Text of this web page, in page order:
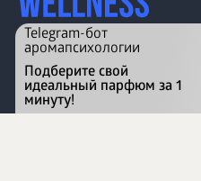
Перейти на сайт
Telegram-бот
аромапсихологии
Подберите свой
идеальный парфюм за 1
минуту!